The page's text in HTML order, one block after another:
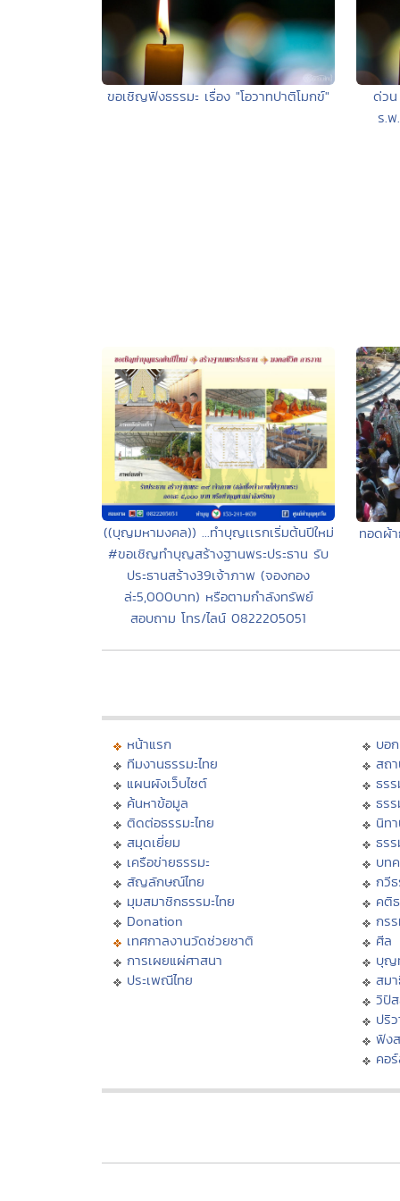
ขอเชิญฟังธรรมะ เรื่อง "โอวาทปาติโมกข์"
ด่วน
ร.
((บุญมหามงคล)) ...ทำบุญเเรกเริ่มต้นปีใหม่
#ขอเชิญทำบุญสร้างฐานพระประธาน รับ
ประธานสร้าง39เจ้าภาพ (จองกอง
ล่ะ5,000บาท) หรือตามกำลังทรัพย์
สอบถาม โทร/ไลน์ 0822205051
ทอดผ้
หน้าแรก
ทีมงานธรรมะไทย
แผนผังเว็บไซต์
ค้นหาข้อมูล
ติดต่อธรรมะไทย
สมุดเยี่ยม
เครือข่ายธรรมะ
สัญลักษณ์ไทย
มุมสมาชิกธรรมะไทย
Donation
เทศกาลงานวัดช่วยชาติ
การเผยแผ่ศาสนา
ประเพณีไทย
บอ
สถ
ธร
ธร
นิท
ธร
บท
กวี
คติ
กร
ศีล
บุญ
สม
วิปั
ปริ
ฟัง
คอ